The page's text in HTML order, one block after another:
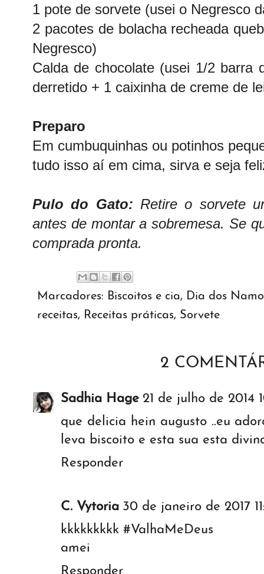
1 pote de sorvete (usei o Negresco
2 pacotes de bolacha recheada
Negresco)
Calda de chocolate (usei 1/2 barra
derretido + 1 caixinha de creme de
Preparo
Em cumbuquinhas ou potinhos
tudo isso aí em cima, sirva e seja
Pulo do Gato: Retire o sorvete
antes de montar a sobremesa. Se
comprada pronta.
Marcadores: Biscoitos e cia, Dia dos
receitas, Receitas práticas, Sorvete
2
Sadhia Hage 21 de julho de 2014
que delicia hein augusto ..eu
leva biscoito e esta sua esta
Responder
C. Vytoria 30 de janeiro de 2017
kkkkkkkkk #ValhaMeDeus
amei